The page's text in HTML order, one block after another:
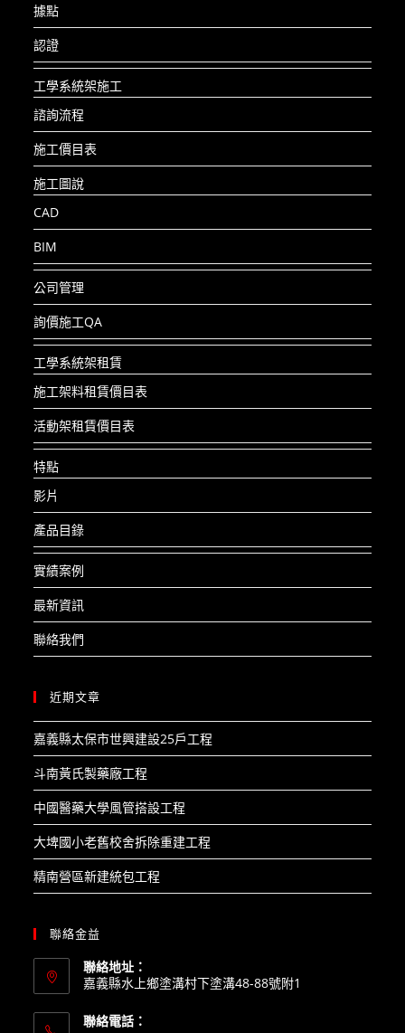
據點
認證
工學系統架施工
諮詢流程
施工價目表
施工圖說
CAD
BIM
公司管理
詢價施工QA
工學系統架租賃
施工架料租賃價目表
活動架租賃價目表
特點
影片
產品目錄
實績案例
最新資訊
聯絡我們
近期文章
嘉義縣太保市世興建設25戶工程​
斗南黃氏製藥廠工程​
中國醫藥大學風管搭設工程​
大埤國小老舊校舍拆除重建工程​
精南營區新建統包工程
聯絡金益
聯絡地址：
嘉義縣水上鄉塗溝村下塗溝48-88號附1
聯絡電話：